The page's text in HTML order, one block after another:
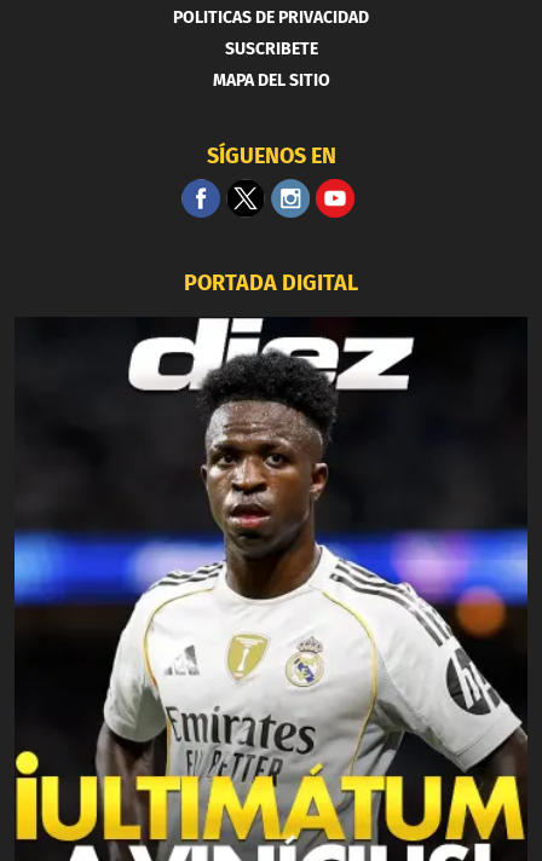
POLITICAS DE PRIVACIDAD
SUSCRIBETE
MAPA DEL SITIO
SÍGUENOS EN
PORTADA DIGITAL